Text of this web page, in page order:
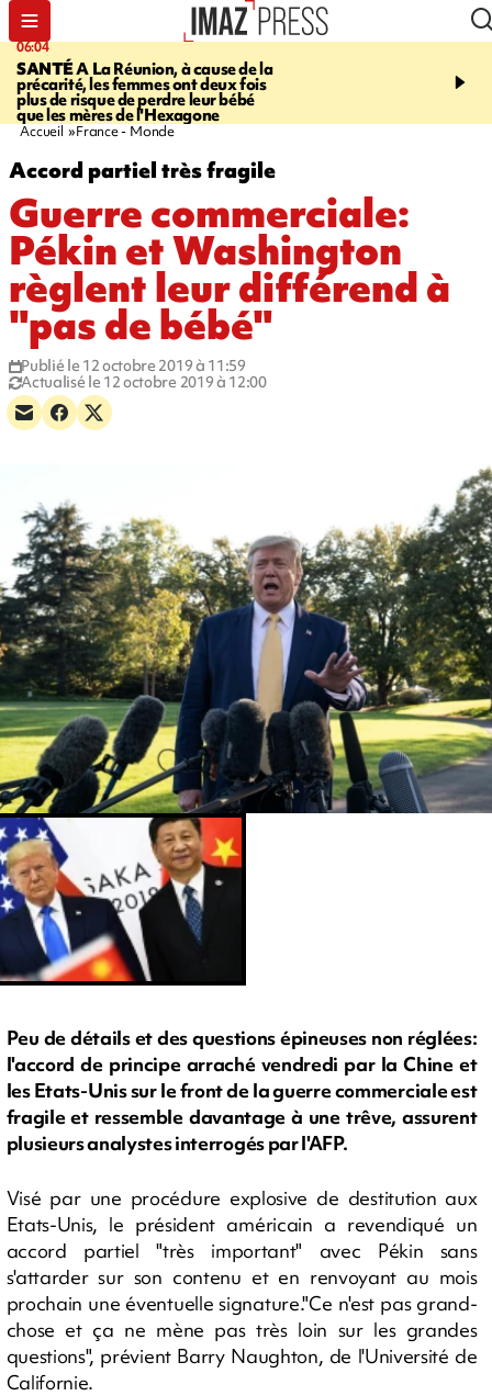
06:04
SANTÉA La Réunion, à cause de la
précarité, les femmes ont deux fois
plus de risque de perdre leur bébé
que les mères de l'Hexagone
07:23
route du Littoral
Accueil France - Monde
Accord partiel très fragile
Guerre commerciale:
Pékin et Washington
règlent leur différend à
"pas de bébé"
Publié le 12 octobre 2019 à 11:59
Actualisé le 12 octobre 2019 à 12:00
Peu de détails et des questions épineuses non réglées:
l'accord de principe arraché vendredi par la Chine et
les Etats-Unis sur le front de la guerre commerciale est
fragile et ressemble davantage à une trêve, assurent
plusieurs analystes interrogés par l'AFP.
Visé par une procédure explosive de destitution aux
Etats-Unis, le président américain a revendiqué un
accord partiel "très important" avec Pékin sans
s'attarder sur son contenu et en renvoyant au mois
prochain une éventuelle signature."Ce n'est pas grand-
chose et ça ne mène pas très loin sur les grandes
questions", prévient Barry Naughton, de l'Université de
Californie.